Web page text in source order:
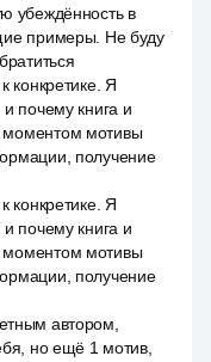
убеждённость в
примеры. Не буду
конкретике. Я
почему книга и
моментом мотивы
получение
конкретике. Я
почему книга и
моментом мотивы
получение
автором,
но ещё 1 мотив,